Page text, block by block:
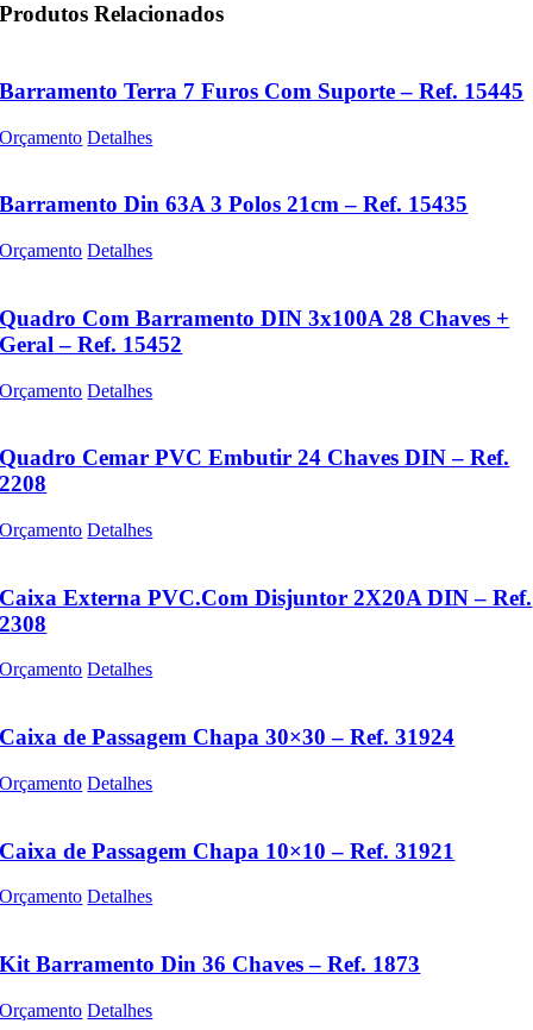
Produtos Relacionados
Barramento Terra 7 Furos Com Suporte – Ref. 15445
Orçamento Detalhes
Barramento Din 63A 3 Polos 21cm – Ref. 15435
Orçamento Detalhes
Quadro Com Barramento DIN 3x100A 28 Chaves +
Geral – Ref. 15452
Orçamento Detalhes
Quadro Cemar PVC Embutir 24 Chaves DIN – Ref.
2208
Orçamento Detalhes
Caixa Externa PVC.Com Disjuntor 2X20A DIN – Ref.
2308
Orçamento Detalhes
Caixa de Passagem Chapa 30×30 – Ref. 31924
Orçamento Detalhes
Caixa de Passagem Chapa 10×10 – Ref. 31921
Orçamento Detalhes
Kit Barramento Din 36 Chaves – Ref. 1873
Orçamento Detalhes